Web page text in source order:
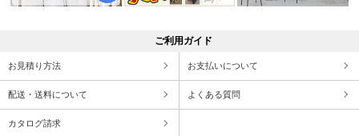
ご利用ガイド
お見積り方法 お支払いについて
配送・送料について よくある質問
カタログ請求